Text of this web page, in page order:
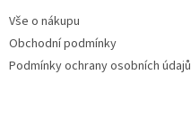
Vše o nákupu
Obchodní podmínky
Podmínky ochrany osobních údajů